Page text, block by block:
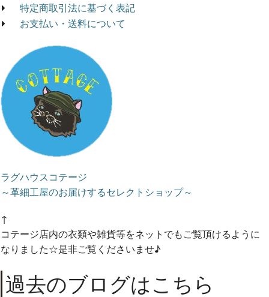
特定商取引法に基づく表記
お支払い・送料について
ラグハウスコテージ
～革細工屋のお届けするセレクトショップ～
↑
コテージ店内の衣類や雑貨等をネットでもご覧頂けるように
なりました☆是非ご覧くださいませ♪
過去のブログはこちら